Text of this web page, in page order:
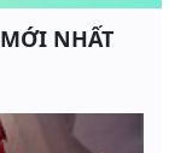
MỚI NHẤT